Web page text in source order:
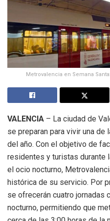
Metrovalencia en Semana
VALENCIA – La ciudad de
se preparan para vivir una
del año. Con el objetivo de
residentes y turistas durante
el ocio nocturno,
histórica de su servicio. Por
se ofrecerán cuatro jornadas
nocturno, permitiendo que